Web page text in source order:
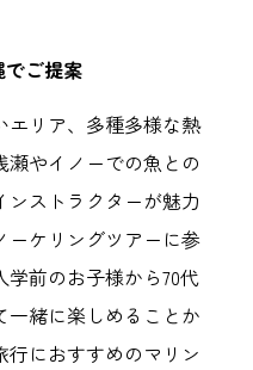
ご提案
エリア、多種多様な熱
やイノーでの魚との
ストラクターが魅力
ーケリングツアーに参
前のお子様から70代
一緒に楽しめることか
行におすすめのマリン